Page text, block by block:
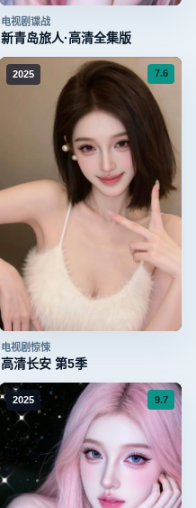
电视剧谍战
新青岛旅人·高清全集版
2025 7.6
电视剧惊悚
高清长安 第5季
2025 9.7